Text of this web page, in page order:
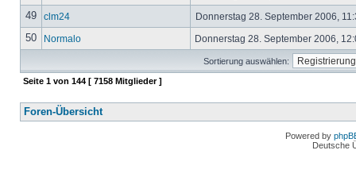
49 clm24 Donnerstag 28. September 2006,
50 Normalo Donnerstag 28. September 2006,
Sortierung auswählen:
Seite 1 von 144 [ 7158 Mitglieder ]
Foren-Übersicht
Powered by
Deutsche